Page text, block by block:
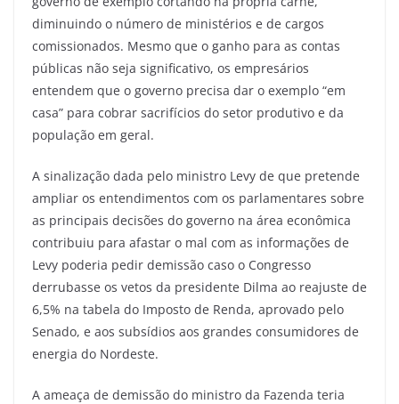
diminuindo o número de ministérios e de cargos
comissionados. Mesmo que o ganho para as contas
públicas não seja significativo, os empresários
entendem que o governo precisa dar o exemplo “em
casa” para cobrar sacrifícios do setor produtivo e da
população em geral.
A sinalização dada pelo ministro Levy de que pretende
ampliar os entendimentos com os parlamentares sobre
as principais decisões do governo na área econômica
contribuiu para afastar o mal com as informações de
Levy poderia pedir demissão caso o Congresso
derrubasse os vetos da presidente Dilma ao reajuste de
6,5% na tabela do Imposto de Renda, aprovado pelo
Senado, e aos subsídios aos grandes consumidores de
energia do Nordeste.
A ameaça de demissão do ministro da Fazenda teria